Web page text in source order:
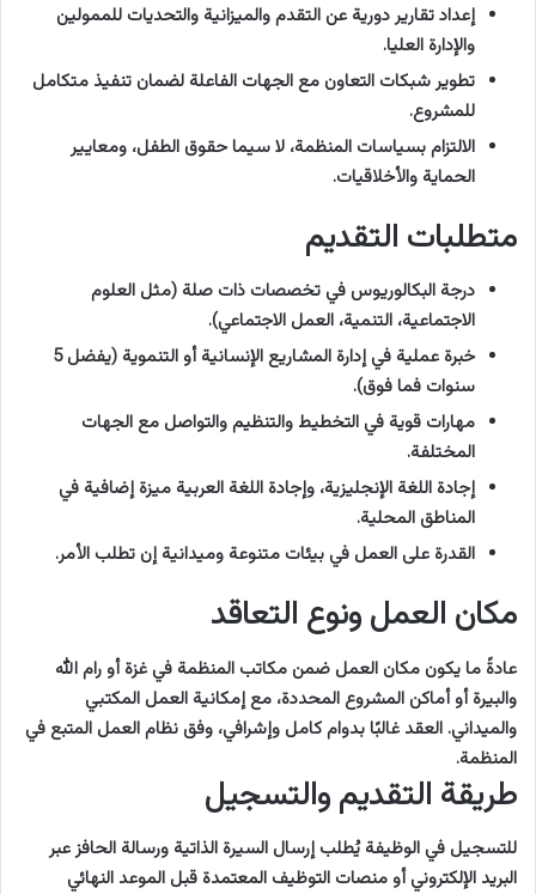
إعداد تقارير دورية عن التقدم والميزانية والتحديات للممولين
والإدارة العليا.
تطوير شبكات التعاون مع الجهات الفاعلة لضمان تنفيذ متكامل
للمشروع.
الالتزام بسياسات المنظمة، لا سيما حقوق الطفل، ومعايير
الحماية والأخلاقيات.
متطلبات التقديم
درجة البكالوريوس في تخصصات ذات صلة (مثل العلوم
الاجتماعية، التنمية، العمل الاجتماعي).
خبرة عملية في إدارة المشاريع الإنسانية أو التنموية (يفضل 5
سنوات فما فوق).
مهارات قوية في التخطيط والتنظيم والتواصل مع الجهات
المختلفة.
إجادة اللغة الإنجليزية، وإجادة اللغة العربية ميزة إضافية في
المناطق المحلية.
القدرة على العمل في بيئات متنوعة وميدانية إن تطلب الأمر.
مكان العمل ونوع التعاقد
عادةً ما يكون مكان العمل ضمن مكاتب المنظمة في غزة أو رام الله
والبيرة أو أماكن المشروع المحددة، مع إمكانية العمل المكتبي
والميداني. العقد غالبًا بدوام كامل وإشرافي، وفق نظام العمل المتبع في
المنظمة.
طريقة التقديم والتسجيل
للتسجيل في الوظيفة يُطلب إرسال السيرة الذاتية ورسالة الحافز عبر
البريد الإلكتروني أو منصات التوظيف المعتمدة قبل الموعد النهائي